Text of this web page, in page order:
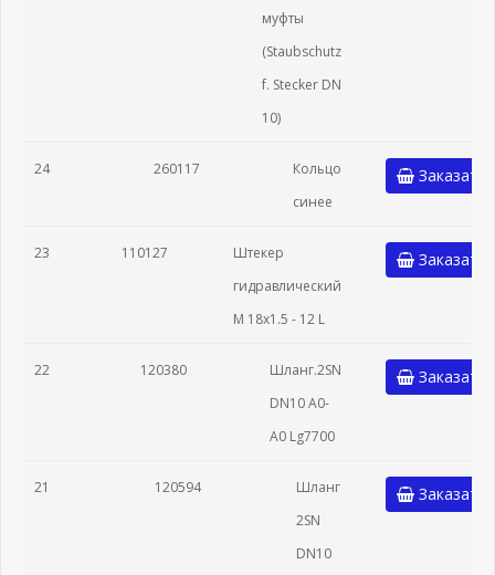
муфты
(Staubschutz
f. Stecker DN
10)
24 260117
Кольцо
синее
Заказать
23 110127
Штекер
гидравлический
M 18x1.5 - 12 L
Заказать
22 120380
Шланг.2SN
DN10 A0-
A0 Lg7700
Заказать
21 120594
Шланг
2SN
DN10
Заказать